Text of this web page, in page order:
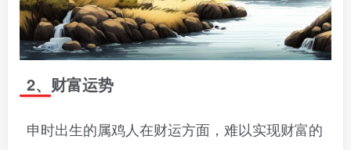
2、财富运势
申时出生的属鸡人在财运方面，难以实现财富的